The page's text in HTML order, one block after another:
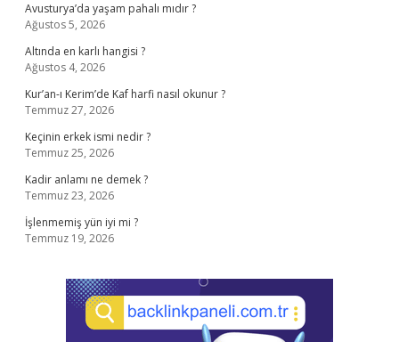
Avusturya’da yaşam pahalı mıdır ?
Ağustos 5, 2026
Altında en karlı hangisi ?
Ağustos 4, 2026
Kur’an-ı Kerim’de Kaf harfi nasıl okunur ?
Temmuz 27, 2026
Keçinin erkek ismi nedir ?
Temmuz 25, 2026
Kadir anlamı ne demek ?
Temmuz 23, 2026
İşlenmemiş yün iyi mi ?
Temmuz 19, 2026